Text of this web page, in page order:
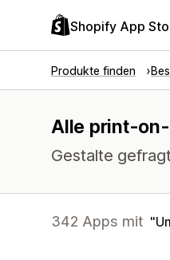
Shopify App
Produkte finden
Alle print-
Gestalte
342 Apps mit